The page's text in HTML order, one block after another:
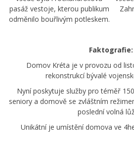
Faktografie:
Domov Kréta je v provozu od
rekonstrukcí bývalé
Nyní poskytuje služby pro téměř
seniory a domově se zvláštním
poslední volná
Unikátní je umístění domova ve